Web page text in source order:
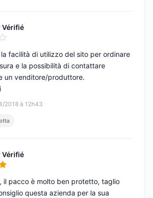
Vérifié
5
2018 à 12h43
facilità di utilizzo del sito per ordinare
e la possibilità di contattare
un venditore/produttore.
Vérifié
5
il pacco è molto ben protetto, taglio
questa azienda per la sua